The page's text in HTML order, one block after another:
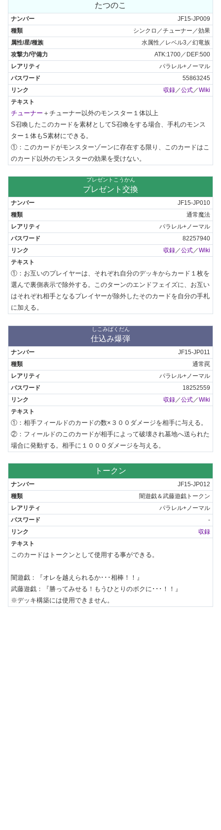
たつのこ
JF15-JP009
シンクロ／チューナー／効果
水属性／レベル3／幻竜族
ATK:1700／DEF:500
パラレル+ノーマル
55863245
収録／公式／Wiki
チューナー ＋チューナー以外のモンスター１体以上
S召喚したこのカードを素材としてS召喚をする場合、手札のモンス
ター１体もS素材にできる。
①：このカードがモンスターゾーンに存在する限り、このカードはこ
のカード以外のモンスターの効果を受けない。
プレゼントこうかん
プレゼント交換
JF15-JP010
通常魔法
パラレル+ノーマル
82257940
収録／公式／Wiki
①：お互いのプレイヤーは、それぞれ自分のデッキからカード１枚を
選んで裏側表示で除外する。このターンのエンドフェイズに、お互い
はそれぞれ相手となるプレイヤーが除外したそのカードを自分の手札
に加える。
しこみばくだん
仕込み爆弾
JF15-JP011
通常罠
パラレル+ノーマル
18252559
収録 ／公式 ／Wiki
①：相手フィールドのカードの数×３００ダメージを相手に与える。
②：フィールドのこのカードが相手によって破壊され墓地へ送られた
場合に発動する。相手に１０００ダメージを与える。
トークン
JF15-JP012
闇遊戯＆武藤遊戯トークン
パラレル+ノーマル
-
収録
このカードはトークンとして使用する事ができる。
闇遊戯：『オレを越えられるか･･･相棒！！』
武藤遊戯：『勝ってみせる！もうひとりのボクに･･･！！』
※デッキ構築には使用できません。